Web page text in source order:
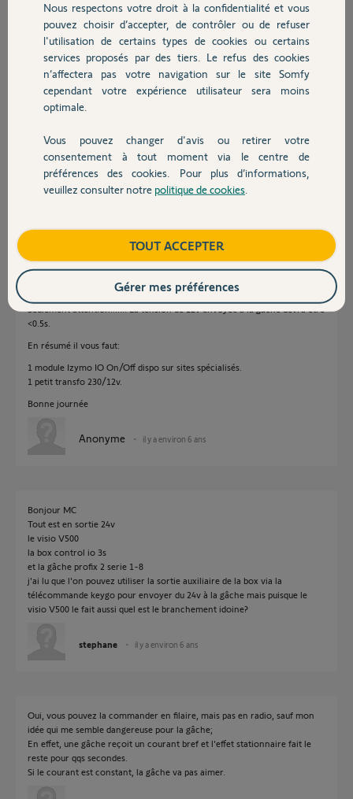
Chauffage
Autres produits
Devis avec un pro
Contact
il y a environ 6 ans
Participer au fil de discussion
Réponses
Aucun récepteur IO n'envoie d'ordre en 12v.
Il faudra faire un montage du genre....
en 230v.
Il délivre une tension de 230v lors d'un ordre radio via la Keygo à laquelle
il sera affecté.
Cette tension sera transmise à un transfo 230/12v.
La tension de 12v sera envoyée à la gâche.
Seulement attention....!!! La tension de 12v envoyée à la gâche devra être
<0.5s.
En résumé il vous faut:
1 module Izymo IO On/Off dispo sur sites spécialisés.
1 petit transfo 230/12v.
Bonne journée
Anonyme il y a environ 6 ans
Bonjour MC
Tout est en sortie 24v
le visio V500
la box control io 3s
et la gâche profix 2 serie 1-8
j'ai lu que l'on pouvez utiliser la sortie auxiliaire de la box via la
télécommande keygo pour envoyer du 24v à la gâche mais puisque le
visio V500 le fait aussi quel est le branchement idoine?
stephane il y a environ 6 ans
Oui, vous pouvez la commander en filaire, mais pas en radio, sauf mon
idée qui me semble dangereuse pour la gâche;
En effet, une gâche reçoit un courant bref et l'effet stationnaire fait le
reste pour qqs secondes.
Si le courant est constant, la gâche va pas aimer.
Nous respectons votre droit à la confidentialité et vous
pouvez choisir d’accepter, de contrôler ou de refuser
l'utilisation de certains types de cookies ou certains
services proposés par des tiers. Le refus des cookies
n’affectera pas votre navigation sur le site Somfy
cependant votre expérience utilisateur sera moins
optimale.
Vous pouvez changer d'avis ou retirer votre
consentement à tout moment via le centre de
préférences des cookies. Pour plus d’informations,
veuillez consulter notre politique de cookies
TOUT ACCEPTER
Gérer mes préférences